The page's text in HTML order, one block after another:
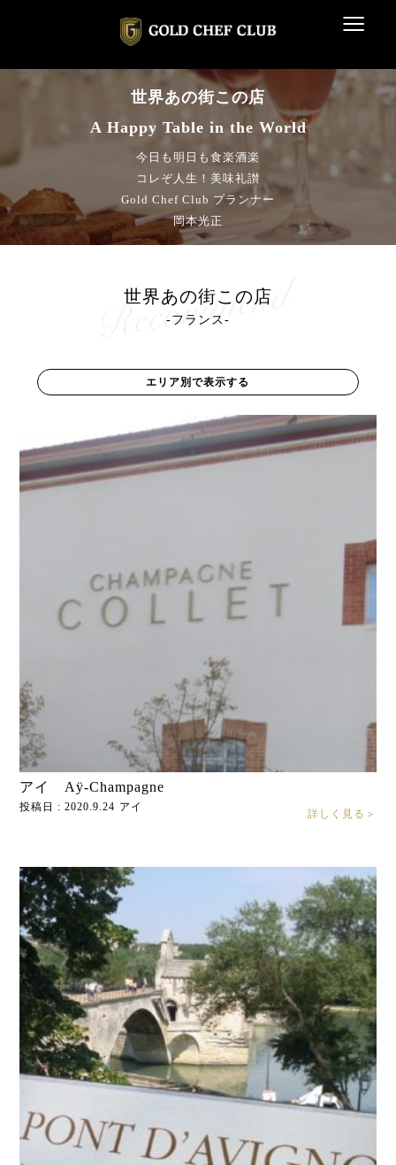
≡
世界あの街この店
A Happy Table in the World
今日も明日も食楽酒楽
コレぞ人生！美味礼讃
Gold Chef Club プランナー
岡本光正
世界あの街この店
-フランス-
エリア別で表示する
アイ Aÿ-Champagne
投稿日 : 2020.9.24 アイ
詳しく見る＞